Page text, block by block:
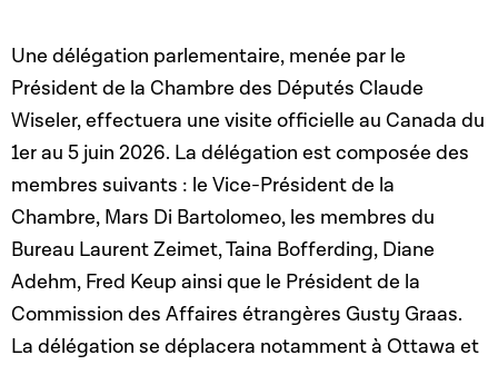
Une délégation parlementaire, menée par le
Président de la Chambre des Députés Claude
Wiseler, effectuera une visite officielle au Canada du
1er au 5 juin 2026. La délégation est composée des
membres suivants : le Vice-Président de la
Chambre, Mars Di Bartolomeo, les membres du
Bureau Laurent Zeimet, Taina Bofferding, Diane
Adehm, Fred Keup ainsi que le Président de la
Commission des Affaires étrangères Gusty Graas.
La délégation se déplacera notamment à Ottawa et